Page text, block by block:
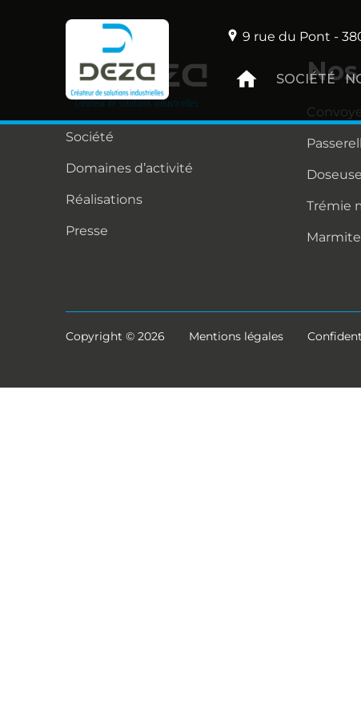
9 rue du Pont -
SOCIÉTÉ
Société
Domaines d’activité
Réalisations
Presse
Trémie
Marmite
Copyright © 2026 Mentions légales